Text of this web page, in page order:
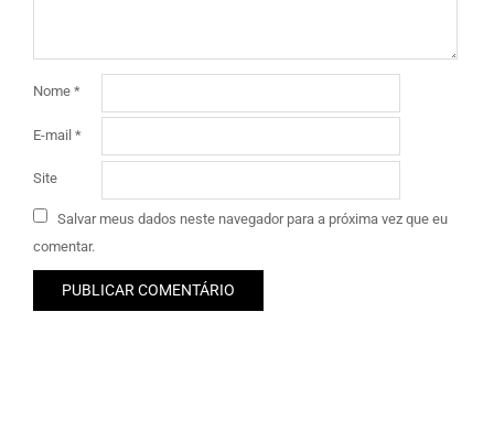
Nome *
E-mail *
Site
Salvar meus dados neste navegador para a próxima vez que eu
comentar.